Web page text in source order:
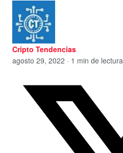
Cripto Tendencias
agosto 29, 2022 · 1 min de lectura